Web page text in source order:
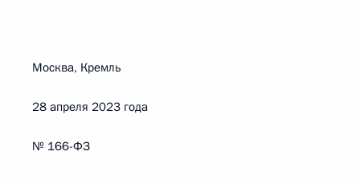
Москва, Кремль
28 апреля 2023 года
№ 166-ФЗ